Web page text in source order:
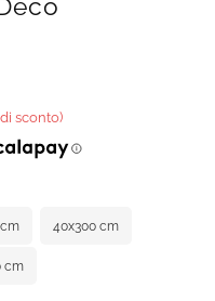
sconto)
40x300 cm
cm